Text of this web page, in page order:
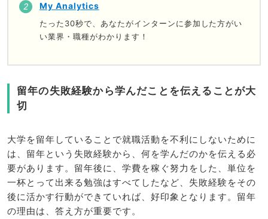
My Analytics
たった30秒で、あなたがインターンに参加した方がい
い業界・職種がわかります！
留年の失敗経験から学んだことを伝えることが大
切
大学を留年していることで就職活動を不利にしないために
は、留年という失敗経験から、何を学んだのかを伝える必
要があります。留年後に、学費を稼ぐ努力をした、単位を
一杯とって出来る勉強はすべてしたなど、失敗経験をその
後に活かす行動ができていれば、好印象となります。留年
の理由は、答え方が重要です。